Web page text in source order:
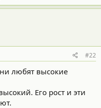
#22
любят высокие
Его рост и эти